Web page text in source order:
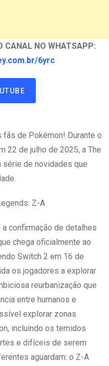
CANAL NO WHATSAPP:
6yrc
fãs de Pokémon! Durante o
22 de julho de 2025, a The
série de novidades que
Z-A
confirmação de detalhes
chega oficialmente ao
Switch 2 em 16 de
os jogadores a explorar
reurbanização que
entre humanos e
explorar zonas
incluindo os temidos
e difíceis de serem
aguardam: o Z-A